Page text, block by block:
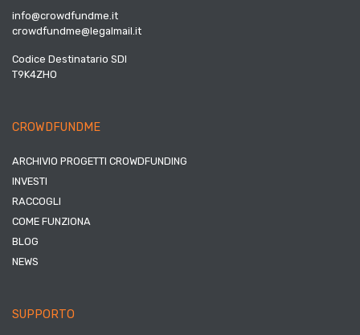
info@crowdfundme.it
crowdfundme@legalmail.it
Codice Destinatario SDI
T9K4ZHO
CROWDFUNDME
ARCHIVIO PROGETTI CROWDFUNDING
INVESTI
RACCOGLI
COME FUNZIONA
BLOG
NEWS
SUPPORTO